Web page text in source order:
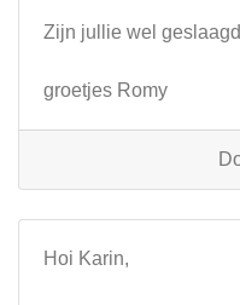
Zijn jullie wel
groetjes Romy
Hoi Karin,